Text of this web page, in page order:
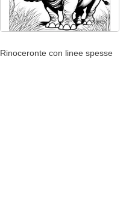
Rinoceronte con linee spesse